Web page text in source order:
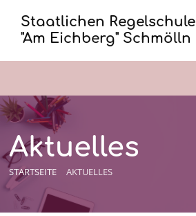
Staatlichen Regelschule
"Am Eichberg" Schmölln
Aktuelles
STARTSEITE AKTUELLES